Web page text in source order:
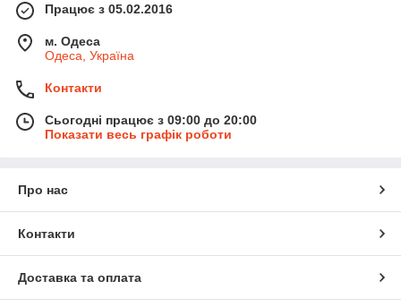
Працює з 05.02.2016
м. Одеса
Одеса, Україна
Контакти
Сьогодні працює з 09:00 до 20:00
Показати весь графік роботи
Про нас
Контакти
Доставка та оплата